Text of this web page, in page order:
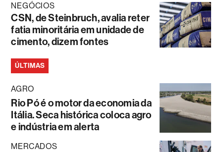
NEGÓCIOS
CSN, de Steinbruch, avalia reter
fatia minoritária em unidade de
cimento, dizem fontes
ÚLTIMAS
AGRO
Rio Pó é o motor da economia da
Itália. Seca histórica coloca agro
e indústria em alerta
MERCADOS